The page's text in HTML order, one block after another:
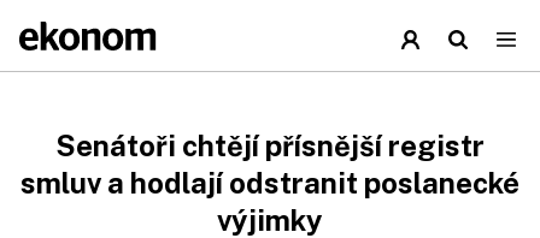
Senátoři chtějí přísnější registr
smluv a hodlají odstranit poslanecké
výjimky